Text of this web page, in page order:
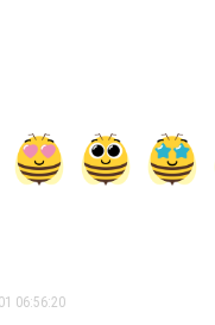
06:56:20